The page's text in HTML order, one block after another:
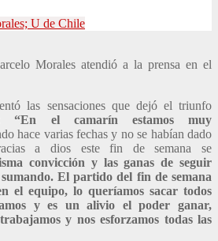
U de Chile
Morales atendió a la prensa en el
las sensaciones que dejó el triunfo
“En el camarín estamos muy
hace varias fechas y no se habían dado
a dios este fin de semana se
convicción y las ganas de seguir
El partido del fin de semana
el equipo, lo queríamos sacar todos
y es un alivio el poder ganar,
y nos esforzamos todas las